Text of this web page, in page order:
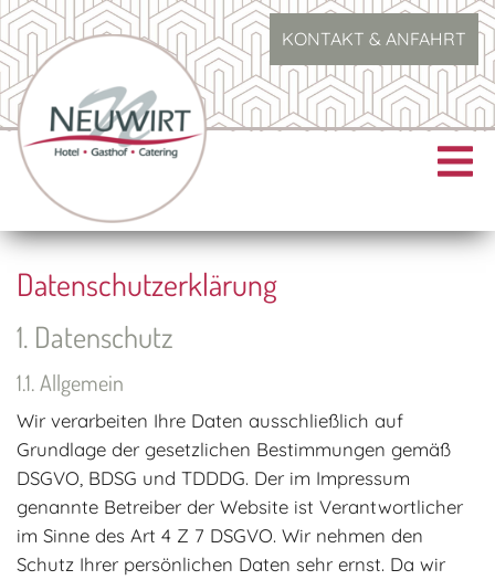
KONTAKT & ANFAHRT
Datenschutzerklärung
Datenschutz
Allgemein
Wir verarbeiten Ihre Daten ausschließlich auf
Grundlage der gesetzlichen Bestimmungen gemäß
DSGVO, BDSG und TDDDG. Der im Impressum
genannte Betreiber der Website ist Verantwortlicher
im Sinne des Art 4 Z 7 DSGVO. Wir nehmen den
Schutz Ihrer persönlichen Daten sehr ernst. Da wir